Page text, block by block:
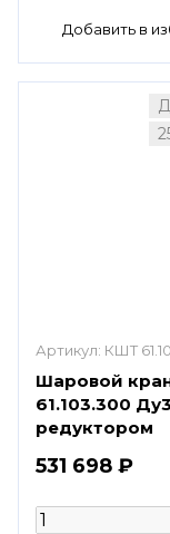
Артикул: КШТ
Шаровой
61.103.300
редуктором
531 698 ₽